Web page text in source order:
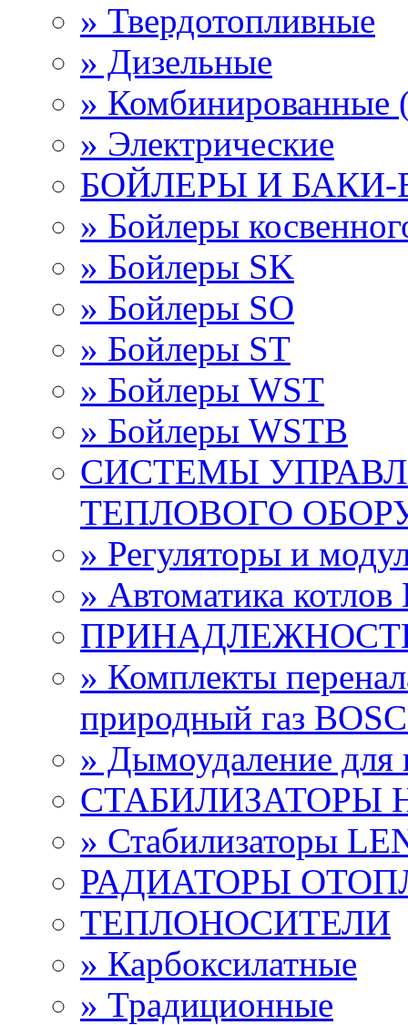
» Твердотопливные
» Дизельные
» Комбинированные
» Электрические
БОЙЛЕРЫ И
» Бойлеры
» Бойлеры SK
» Бойлеры SО
» Бойлеры ST
» Бойлеры WST
» Бойлеры WSTB
СИСТЕМЫ
ТЕПЛОВОГО
» Регуляторы и
» Автоматика
» Комплекты
природный газ
» Дымоудаление для
СТАБИЛИЗАТОРЫ
» Стабилизаторы
РАДИАТОРЫ
ТЕПЛОНОСИТЕЛИ
» Карбоксилатные
» Традиционные